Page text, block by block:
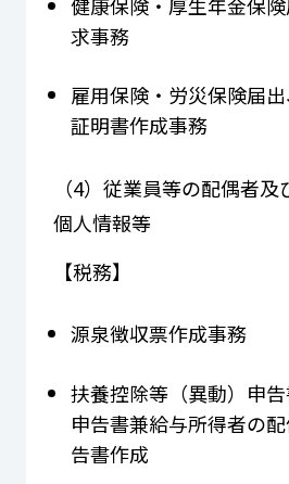
求事務
雇用保険・労災保険届出
証明書作成事務
（4）従業員等の配偶者
個人情報等
【税務】
源泉徴収票作成事務
扶養控除等（異動）申
申告書兼給与所得者の
告書作成